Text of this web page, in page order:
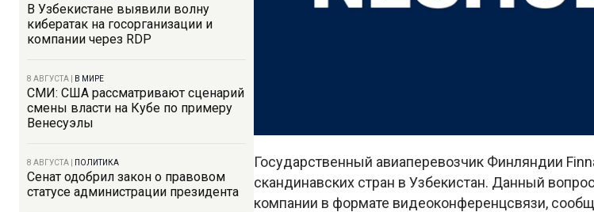
В Узбекистане выявили волну
кибератак на госорганизации и
компании через RDP
8 АВГУСТА В МИРЕ
СМИ: США рассматривают сценарий
смены власти на Кубе по примеру
Венесуэлы
8 АВГУСТА ПОЛИТИКА
Сенат одобрил закон о правовом
статусе администрации президента
Государственный авиаперевозчик Финляндии
скандинавских стран в Узбекистан. Данный
компании в формате видеоконференцсвязи,